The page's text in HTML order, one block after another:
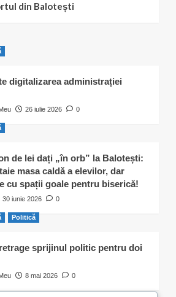
din Balotești
digitalizarea administrației
26 iulie 2026 0
de lei dați „în orb” la Balotești:
masa caldă a elevilor, dar
cu spații goale pentru biserică!
30 iunie 2026 0
Politică
sprijinul politic pentru doi
8 mai 2026 0